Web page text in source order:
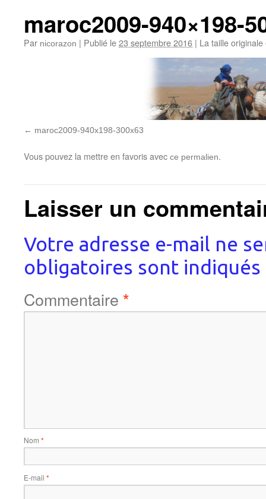
maroc2009-940×198-
Par nicorazon | Publié le23 septembre 2016 | La taille
maroc2009-940x198-300x63
Vous pouvez la mettre en favoris avec ce permalien.
Laisser un
Votre adresse e-mail ne
obligatoires sont indiqués
Commentaire *
Nom *
E-mail *